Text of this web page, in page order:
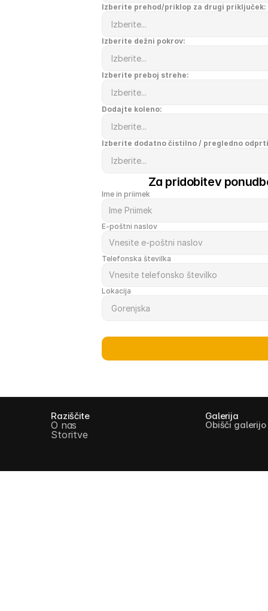
Izberite prehod/priklop za drugi priključek:
Izberite dežni pokrov:
Izberite preboj strehe:
Dodajte koleno:
Izberite dodatno čistilno / pregledno
Za pridobitev
Ime in priimek
E-poštni naslov
Telefonska številka
Lokacija
Raziščite
O nas
Storitve
Galerija
Obišči galerijo